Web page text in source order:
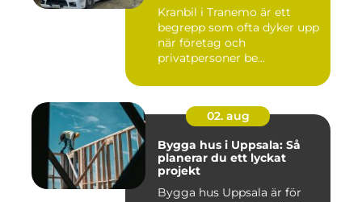
Kranbil i Tranemo är ett
begrepp som ofta dyker upp
när företag och
privatpersoner be...
02. aug
Bygga hus i Uppsala: Så
planerar du ett lyckat
projekt
Bygga hus Uppsala är för